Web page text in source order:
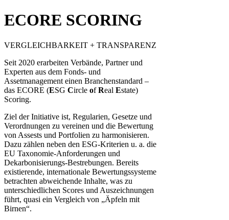
ECORE SCORING
VERGLEICHBARKEIT + TRANSPARENZ
Seit 2020 erarbeiten Verbände, Partner und
Experten aus dem Fonds- und
Assetmanagement einen Branchenstandard –
das ECORE (ESG Circle ofReal Estate)
Scoring.
Ziel der Initiative ist, Regularien, Gesetze und
Verordnungen zu vereinen und die Bewertung
von Assests und Portfolien zu harmonisieren.
Dazu zählen neben den ESG-Kriterien u. a. die
EU Taxonomie-Anforderungen und
Dekarbonisierungs-Bestrebungen. Bereits
existierende, internationale Bewertungssysteme
betrachten abweichende Inhalte, was zu
unterschiedlichen Scores und Auszeichnungen
führt, quasi ein Vergleich von „Äpfeln mit
Birnen“.